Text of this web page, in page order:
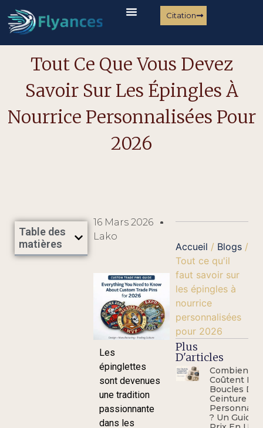
Citation
Tout Ce Que Vous Devez
Savoir Sur Les Épingles À
Nourrice Personnalisées Pour
2026
Table des
matières
16 Mars 2026
Lako
Les
épinglettes
sont devenues
une tradition
passionnante
dans les
Accueil / Blogs /
Tout ce qu'il
faut savoir sur
les épingles à
nourrice
personnalisées
pour 2026
Plus
D'articles
Combien
Coûtent Les
Boucles De
Ceinture
? Un Guide